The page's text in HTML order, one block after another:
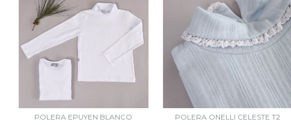
POLERA EPUYEN BLANCO POLERA ONELLI CELESTE T2